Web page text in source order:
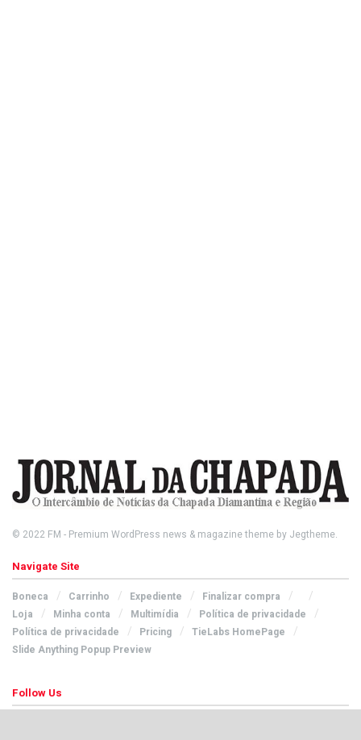
© 2022 FM - Premium WordPress news & magazine theme by Jegtheme.
Navigate Site
Boneca Carrinho Expediente
Finalizar compra
Loja
Minha conta Multimídia
Política de privacidade
Política de privacidade
Pricing
TieLabs HomePage
Slide Anything Popup Preview
Follow Us